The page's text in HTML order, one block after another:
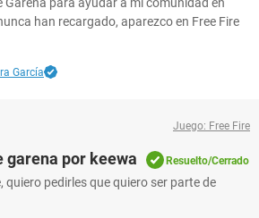
han recargado, aparezco en Free Fire
García
Juego: Free Fire
garena por keewa Resuelto/Cerrado
quiero pedirles que quiero ser parte de